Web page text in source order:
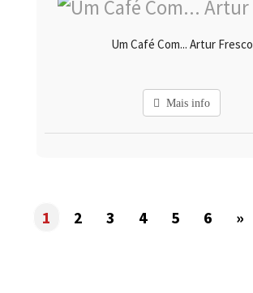
Um Café Com... Artur Fresco
Mais info
1 2 3 4 5 6 »